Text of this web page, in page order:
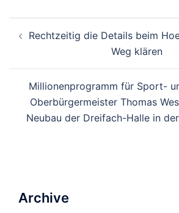
Navigation
Rechtzeitig die Details beim
Weg klären
Millionenprogramm für Sport-
Oberbürgermeister Thomas
Neubau der Dreifach-Halle in
Archive